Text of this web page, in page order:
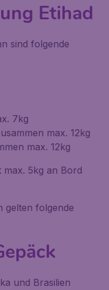
Etihad
sind folgende
7kg
max. 12kg
max. 12kg
max. 5kg an Bord
gelten folgende
und Brasilien